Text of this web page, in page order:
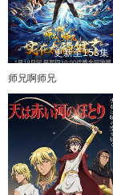
更新至153集
师兄啊师兄